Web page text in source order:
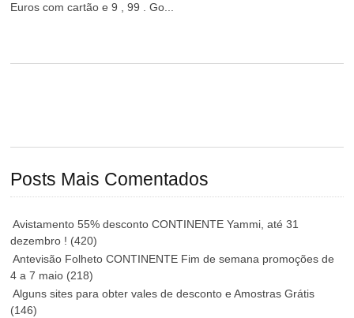
Euros com cartão e 9 , 99 . Go...
Posts Mais Comentados
Avistamento 55% desconto CONTINENTE Yammi, até 31
dezembro ! (420)
Antevisão Folheto CONTINENTE Fim de semana promoções de
4 a 7 maio (218)
Alguns sites para obter vales de desconto e Amostras Grátis
(146)